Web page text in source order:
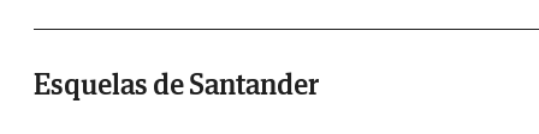
Esquelas de Santander